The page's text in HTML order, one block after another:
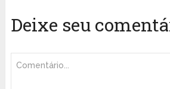
Deixe seu